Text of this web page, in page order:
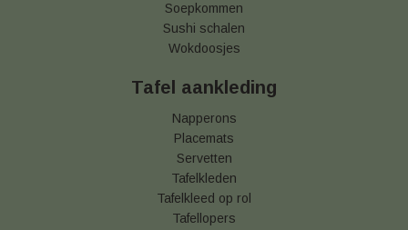
Soepkommen
Sushi schalen
Wokdoosjes
Tafel aankleding
Napperons
Placemats
Servetten
Tafelkleden
Tafelkleed op rol
Tafellopers